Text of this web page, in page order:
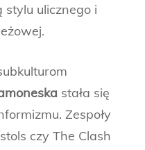
stylu ulicznego i
stała się
Zespoły
czy The Clash